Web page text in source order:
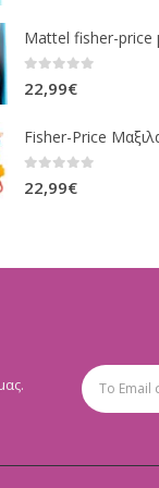
22,99€
22,99€